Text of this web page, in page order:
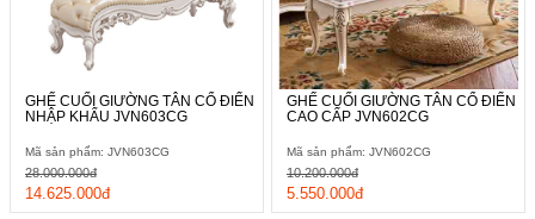
GHẾ CUỐI GIƯỜNG TÂN CỔ ĐIỂN
NHẬP KHẨU JVN603CG
Mã sản phẩm: JVN603CG
14.625.000đ
28.000.000đ
GHẾ CUỐI GIƯỜNG TÂN CỔ ĐIỂN
CAO CẤP JVN602CG
Mã sản phẩm: JVN602CG
5.550.000đ
10.200.000đ